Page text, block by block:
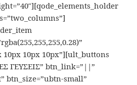
10px 10px 10px”][ult_buttons
ΓΕΥΣΕΙΣ” btn_link=”||”
btn_size=”ubtn-small”